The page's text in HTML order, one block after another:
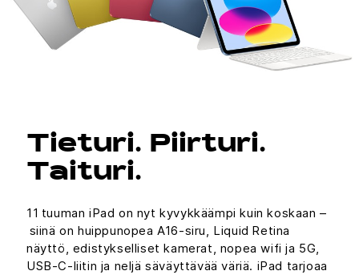
Tieturi. Piirturi.
Taituri.
11 tuuman iPad on nyt kyvykkäämpi kuin koskaan –
siinä on huippunopea A16-siru, Liquid Retina
näyttö, edistykselliset kamerat, nopea wifi ja 5G,
USB-C-liitin ja neljä säväyttävää väriä. iPad tarjoaa